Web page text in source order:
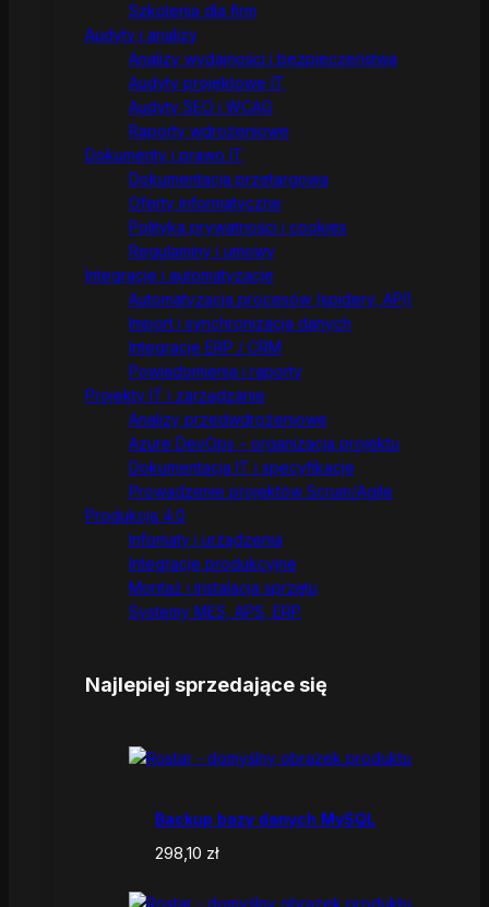
Szkolenia dla firm
Audyty i analizy
Analizy wydajności i bezpieczeństwa
Audyty projektowe IT
Audyty SEO i WCAG
Raporty wdrożeniowe
Dokumenty i prawo IT
Dokumentacja przetargowa
Oferty informatyczne
Polityka prywatności i cookies
Regulaminy i umowy
Integracje i automatyzacje
Automatyzacja procesów (spidery, API)
Import i synchronizacja danych
Integracje ERP / CRM
Powiadomienia i raporty
Projekty IT i zarządzanie
Analizy przedwdrożeniowe
Azure DevOps – organizacja projektu
Dokumentacja IT i specyfikacje
Prowadzenie projektów Scrum/Agile
Produkcja 4.0
Infomaty i urządzenia
Integracje produkcyjne
Montaż i instalacja sprzętu
Systemy MES, APS, ERP
Najlepiej sprzedające się
Backup bazy danych MySQL
298,10 zł